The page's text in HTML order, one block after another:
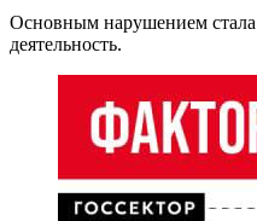
Основным нарушением стала
деятельность.